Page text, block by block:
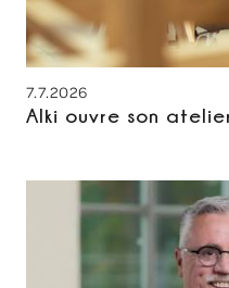
7.7.2026
Alki ouvre son